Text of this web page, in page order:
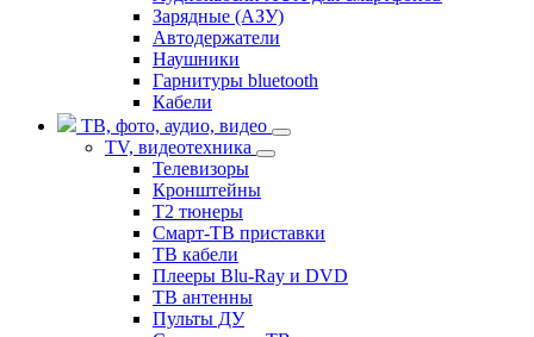
Зарядные (АЗУ)
Автодержатели
Наушники
Гарнитуры bluetooth
Кабели
ТВ, фото, аудио, видео
TV, видеотехника
Телевизоры
Кронштейны
T2 тюнеры
Смарт-ТВ приставки
ТВ кабели
Плееры Blu-Ray и DVD
ТВ антенны
Пульты ДУ